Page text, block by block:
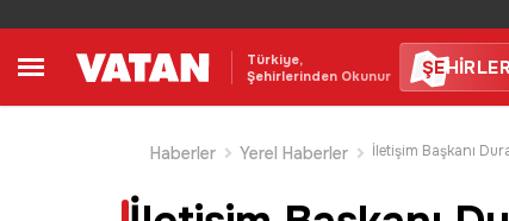
Türkiye,
Şehirlerinden Okunur
ŞEHİRLER
Haberler
Yerel Haberler